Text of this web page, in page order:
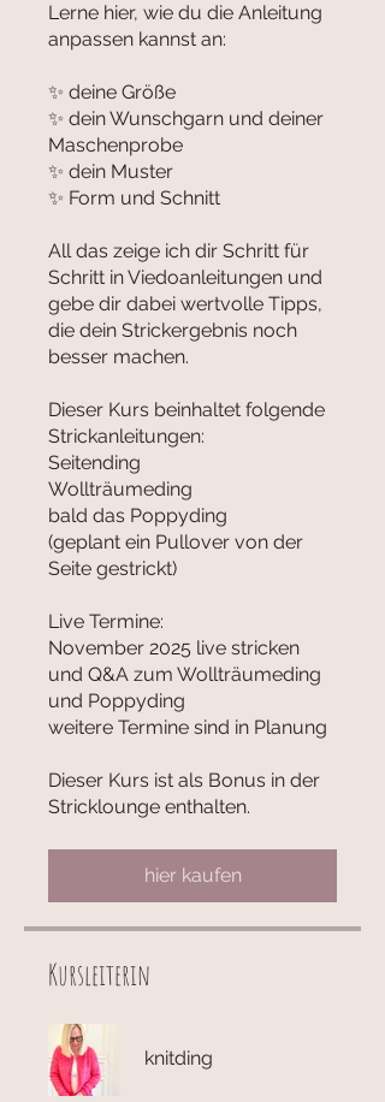
Lerne hier, wie du die Anleitung
anpassen kannst an:
✨ deine Größe
✨ dein Wunschgarn und deiner
Maschenprobe
✨ dein Muster
✨ Form und Schnitt
All das zeige ich dir Schritt für
Schritt in Viedoanleitungen und
gebe dir dabei wertvolle Tipps,
die dein Strickergebnis noch
besser machen.
Dieser Kurs beinhaltet folgende
Strickanleitungen:
Seitending
Wollträumeding
bald das Poppyding
(geplant ein Pullover von der
Seite gestrickt)
Live Termine:
November 2025 live stricken
und Q&A zum Wollträumeding
und Poppyding
weitere Termine sind in Planung
Dieser Kurs ist als Bonus in der
hier kaufen
Kursleiterin
knitding